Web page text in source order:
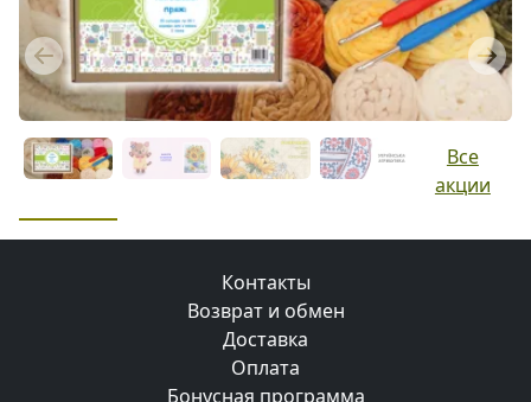
Previous Next
Все
акции
Контакты
Возврат и обмен
Доставка
Оплата
Бонусная программа